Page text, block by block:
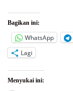
Bagikan ini:
WhatsApp
Lagi
Menyukai ini: